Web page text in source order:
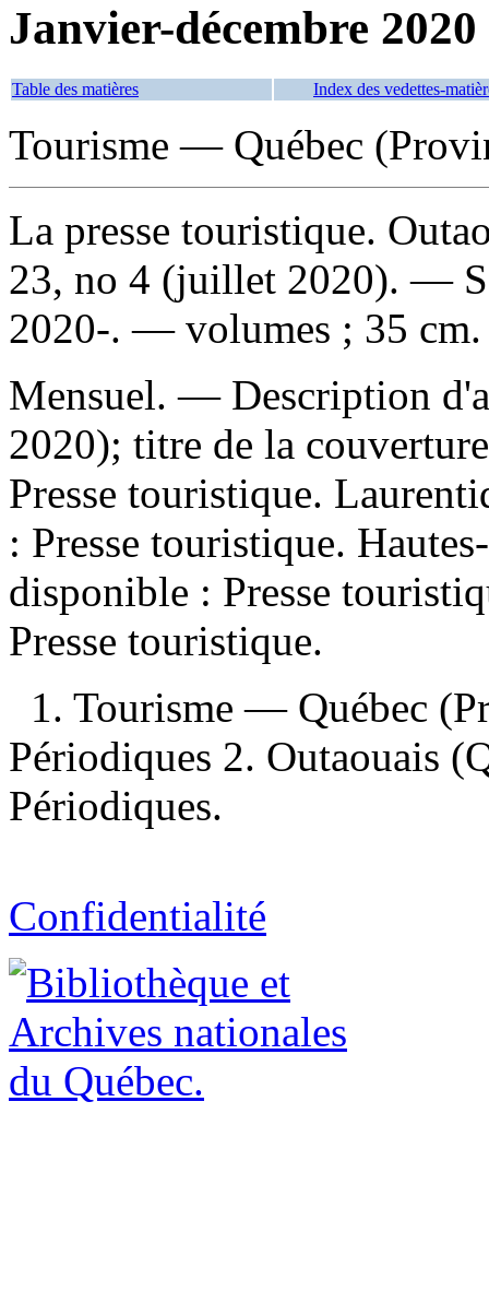
Janvier-décembre 2020
Table des matières Index des vedettes-
Tourisme — Québec
La presse touristique.
23, no 4 (juillet 2020). —
2020-. — volumes ; 35 cm.
Mensuel. — Description
2020); titre de la
Presse touristique.
: Presse touristique.
disponible : Presse
Presse touristique.
1. Tourisme — Québec
Périodiques 2. Outaouais
Périodiques.
Confidentialité